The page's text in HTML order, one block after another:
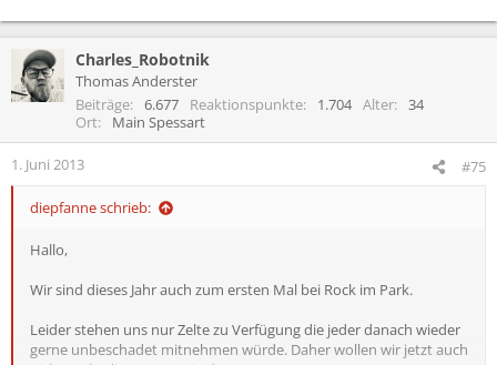
Charles_Robotnik
Thomas Anderster
Beiträge
6.677 Reaktionspunkte 1.704 Alter
34
Ort
Main Spessart
1. Juni 2013 #75
diepfanne schrieb:
Hallo,
Wir sind dieses Jahr auch zum ersten Mal bei Rock im Park.
Leider stehen uns nur Zelte zu Verfügung die jeder danach wieder
gerne unbeschadet mitnehmen würde. Daher wollen wir jetzt auch